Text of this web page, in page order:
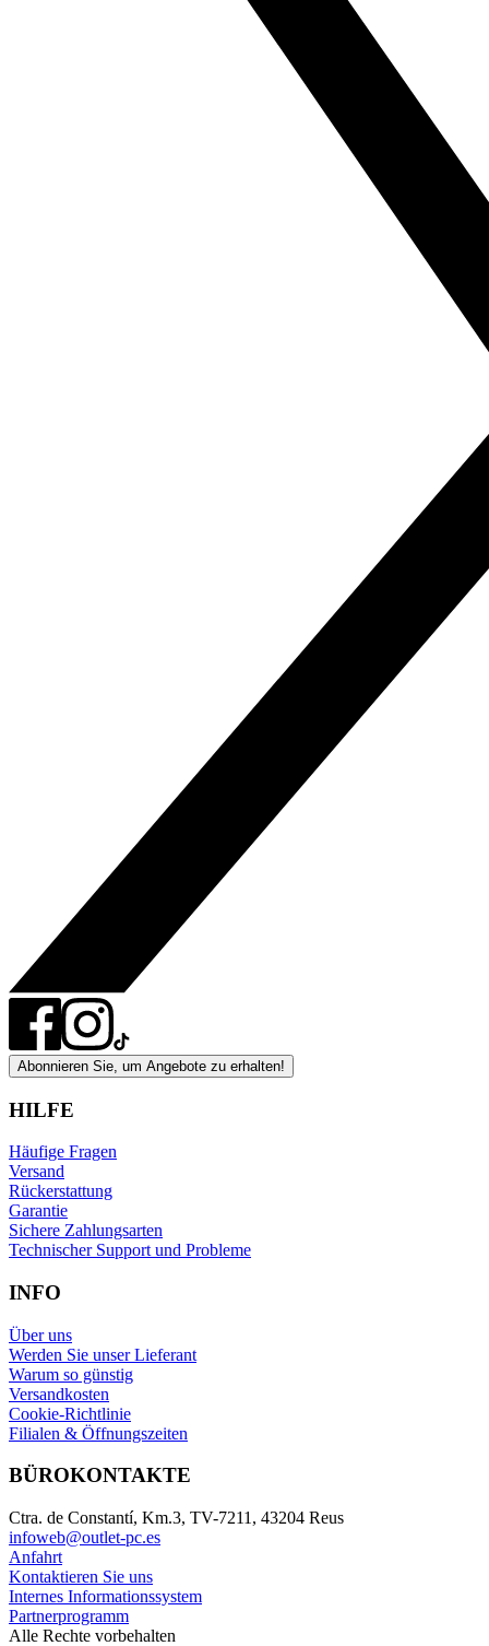
Abonnieren Sie, um Angebote zu erhalten!
HILFE
Häufige Fragen
Versand
Rückerstattung
Garantie
Sichere Zahlungsarten
Technischer Support und Probleme
INFO
Über uns
Werden Sie unser Lieferant
Warum so günstig
Versandkosten
Cookie-Richtlinie
Filialen & Öffnungszeiten
BÜROKONTAKTE
Ctra. de Constantí, Km.3, TV-7211, 43204 Reus
infoweb@outlet-pc.es
Anfahrt
Kontaktieren Sie uns
Internes Informationssystem
Partnerprogramm
Alle Rechte vorbehalten